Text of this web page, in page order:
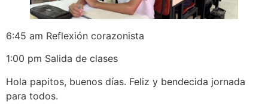
6:45 am Reflexión corazonista
1:00 pm Salida de clases
Hola papitos, buenos días. Feliz y bendecida jornada
para todos.